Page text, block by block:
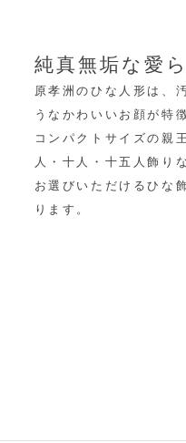
純真無垢な愛
原孝洲のひな人形は、
うなかわいいお顔が特
コンパクトサイズの親
人・十人・十五人飾り
お選びいただけるひな
ります。